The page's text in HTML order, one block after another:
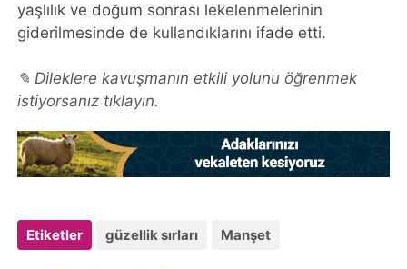
yaşlılık ve doğum sonrası lekelenmelerinin
giderilmesinde de kullandıklarını ifade etti.
✎ Dileklere kavuşmanın etkili yolunu öğrenmek
istiyorsanız tıklayın.
Etiketler güzellik sırları Manşet